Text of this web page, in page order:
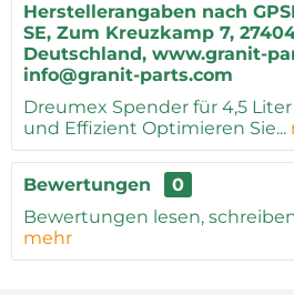
Herstellerangaben nach
SE, Zum Kreuzkamp 7,
Deutschland, www.granit-
info@granit-parts.com
Dreumex Spender für 4,5
und Effizient Optimieren Sie...
Bewertungen
0
Bewertungen lesen,
mehr